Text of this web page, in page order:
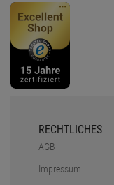
RECHTLICHES
AGB
Impressum